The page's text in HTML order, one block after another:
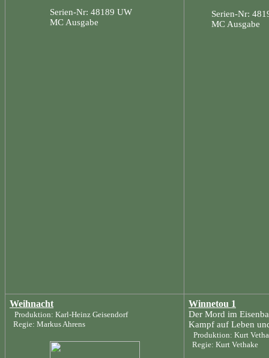
Serien-Nr: 48189 UW
MC Ausgabe
Serien-Nr:
MC Ausgabe
Weihnacht
Produktion: Karl-Heinz Geisendorf
Regie: Markus Ahrens
Winnetou 1
Der Mord im
Kampf auf Leben
Produktion: Kurt
Regie: Kurt Vethake